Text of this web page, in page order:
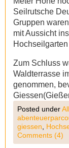
Seilrutsche
Gruppen
mit Aussicht
Zum Schluss
Waldterrasse
genommen,
Posted under
giessen
Comments (4)